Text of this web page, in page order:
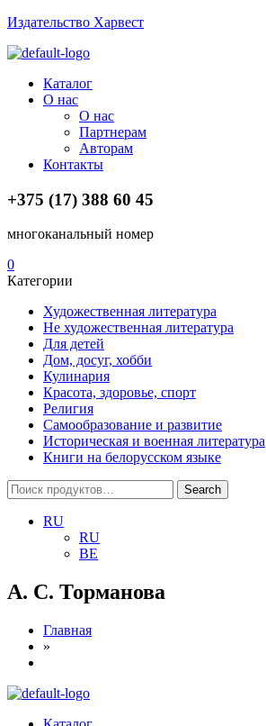
Издательство Харвест
Menu
Каталог
О нас
О нас
Партнерам
Авторам
Контакты
+375 (17) 388 60 45
многоканальный номер
0
Категории
Художественная литература
Не художественная литература
Для детей
Дом, досуг, хобби
Кулинария
Красота, здоровье, спорт
Религия
Самообразование и развитие
Историческая и военная литература
Книги на белорусском языке
Search
for:
Search
RU
RU
BE
А. С. Торманова
Главная
»
Menu